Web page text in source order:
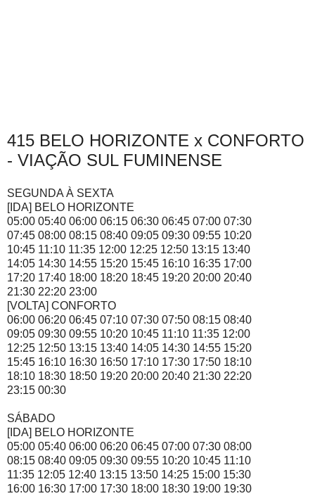
415 BELO HORIZONTE x CONFORTO
- VIAÇÃO SUL FUMINENSE
SEGUNDA À SEXTA
[IDA] BELO HORIZONTE
05:00 05:40 06:00 06:15 06:30 06:45 07:00 07:30
07:45 08:00 08:15 08:40 09:05 09:30 09:55 10:20
10:45 11:10 11:35 12:00 12:25 12:50 13:15 13:40
14:05 14:30 14:55 15:20 15:45 16:10 16:35 17:00
17:20 17:40 18:00 18:20 18:45 19:20 20:00 20:40
21:30 22:20 23:00
[VOLTA] CONFORTO
06:00 06:20 06:45 07:10 07:30 07:50 08:15 08:40
09:05 09:30 09:55 10:20 10:45 11:10 11:35 12:00
12:25 12:50 13:15 13:40 14:05 14:30 14:55 15:20
15:45 16:10 16:30 16:50 17:10 17:30 17:50 18:10
18:10 18:30 18:50 19:20 20:00 20:40 21:30 22:20
23:15 00:30
SÁBADO
[IDA] BELO HORIZONTE
05:00 05:40 06:00 06:20 06:45 07:00 07:30 08:00
08:15 08:40 09:05 09:30 09:55 10:20 10:45 11:10
11:35 12:05 12:40 13:15 13:50 14:25 15:00 15:30
16:00 16:30 17:00 17:30 18:00 18:30 19:00 19:30